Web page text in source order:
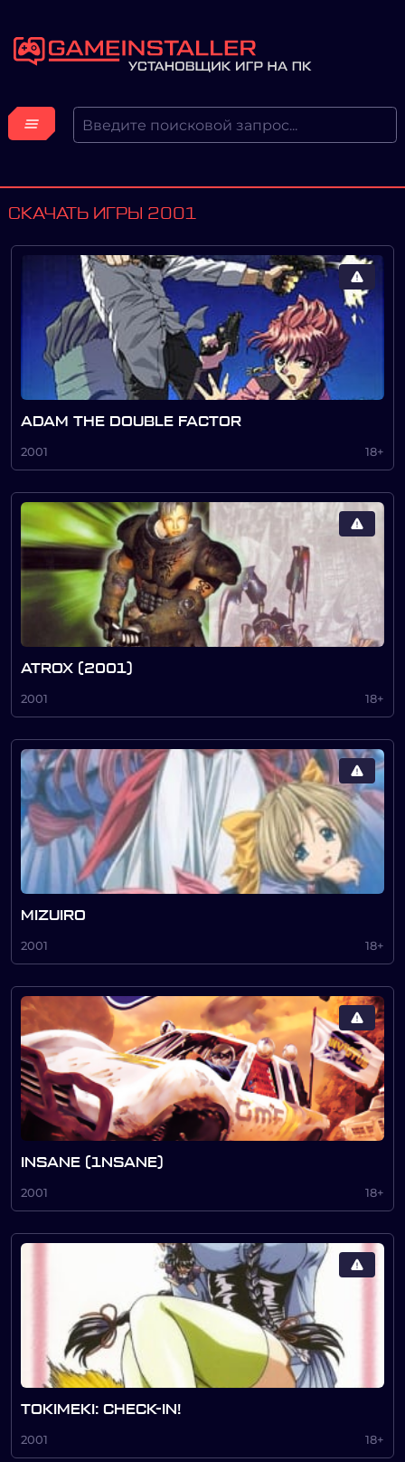
СКАЧАТЬ ИГРЫ 2001
ADAM THE DOUBLE FACTOR
2001 18+
ATROX (2001)
2001 18+
MIZUIRO
2001 18+
INSANE (1NSANE)
2001 18+
TOKIMEKI: CHECK-IN!
2001 18+